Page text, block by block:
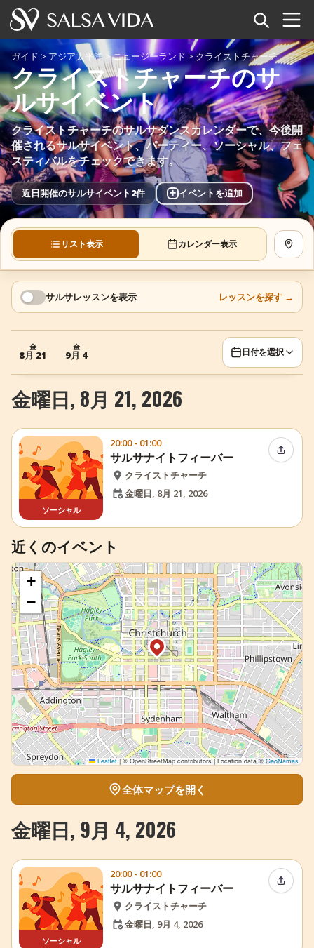
ホーム
イベント
ニュース
記事
動画
サルサ用語集
ショップ
TuneTempo
+ イベントを追加
ガイド > アジア太平洋 >ニュージーランド>クライストチャーチ
クライストチャーチのサ
ルサイベント
クライストチャーチのサルサダンスカレンダーで、今後開
催されるサルサイベント、パーティー、ソーシャル、フェ
スティバルをチェックできます。
近日開催のサルサイベント2件 + イベントを追加
リスト表示 カレンダー表示 地図
サルサレッスンを表示 レッスンを探す →
金
8月 21
金
9月 4 日付を選択
金曜日, 8月 21, 2026
ソーシャル
20:00 - 01:00
サルサナイトフィーバー
クライストチャーチ
金曜日, 8月 21, 2026
イベン
近くのイベント
+
−
Leaflet |© OpenStreetMap contributors | Location data ©GeoNames
全体マップを開く
金曜日, 9月 4, 2026
ソーシャル
20:00 - 01:00
サルサナイトフィーバー
クライストチャーチ
金曜日, 9月 4, 2026
イベン